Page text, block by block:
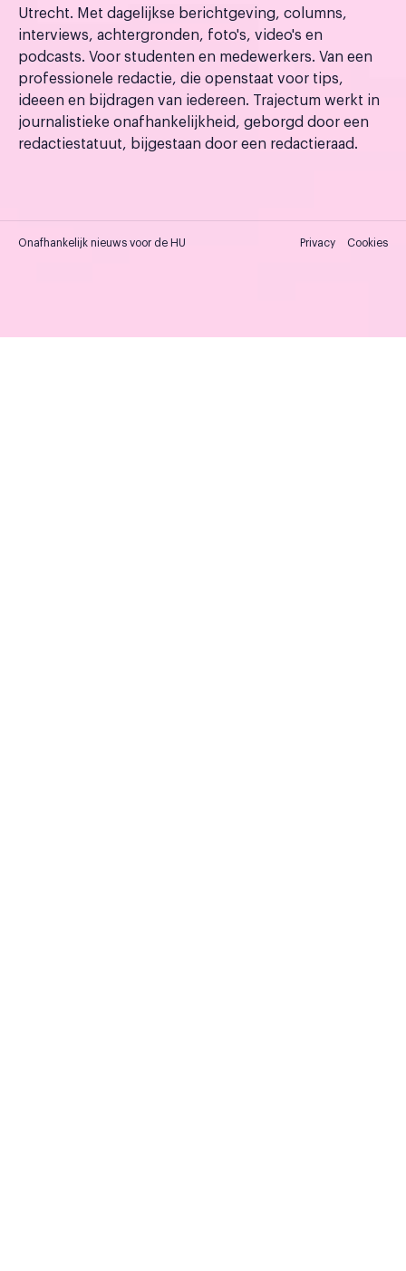
Utrecht. Met dagelijkse berichtgeving, columns,
interviews, achtergronden, foto's, video's en
podcasts. Voor studenten en medewerkers. Van een
professionele redactie, die openstaat voor tips,
ideeen en bijdragen van iedereen. Trajectum werkt in
journalistieke onafhankelijkheid, geborgd door een
redactiestatuut, bijgestaan door een redactieraad.
Onafhankelijk nieuws voor de HU Privacy Cookies